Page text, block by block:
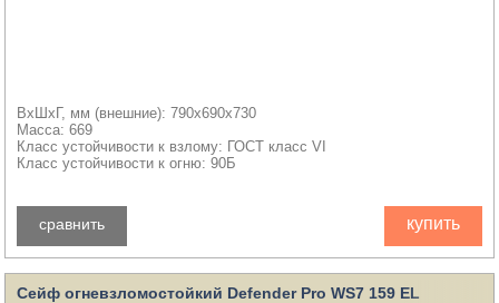
ВхШхГ, мм (внешние): 790x690x730
Масса: 669
Класс устойчивости к взлому: ГОСТ класс VI
Класс устойчивости к огню: 90Б
купить
сравнить
Сейф огневзломостойкий Defender Pro WS7 159 EL